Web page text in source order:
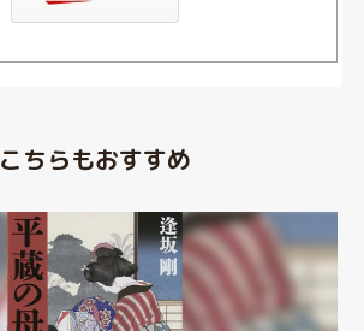
こちらもおすすめ